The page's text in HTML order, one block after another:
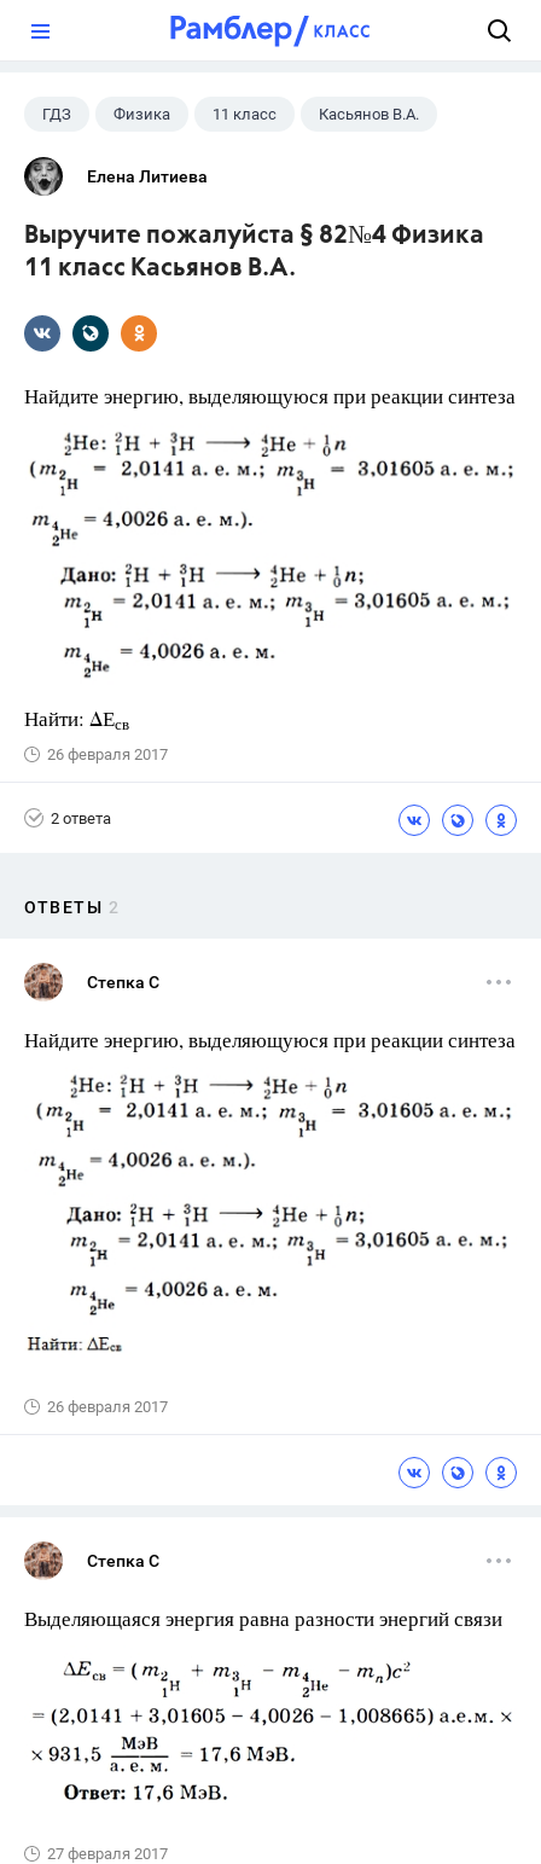
ГДЗ Физика 11 класс Касьянов В.А.
Елена Литиева
Выручите пожалуйста § 82№4 Физика
11 класс Касьянов В.А.
Найдите энергию, выделяющуюся при реакции синтеза
Найти: ΔЕсв
26 февраля 2017
2 ответа
ОТВЕТЫ 2
Степка С
Найдите энергию, выделяющуюся при реакции синтеза
26 февраля 2017
Степка С
Выделяющаяся энергия равна разности энергий связи
27 февраля 2017